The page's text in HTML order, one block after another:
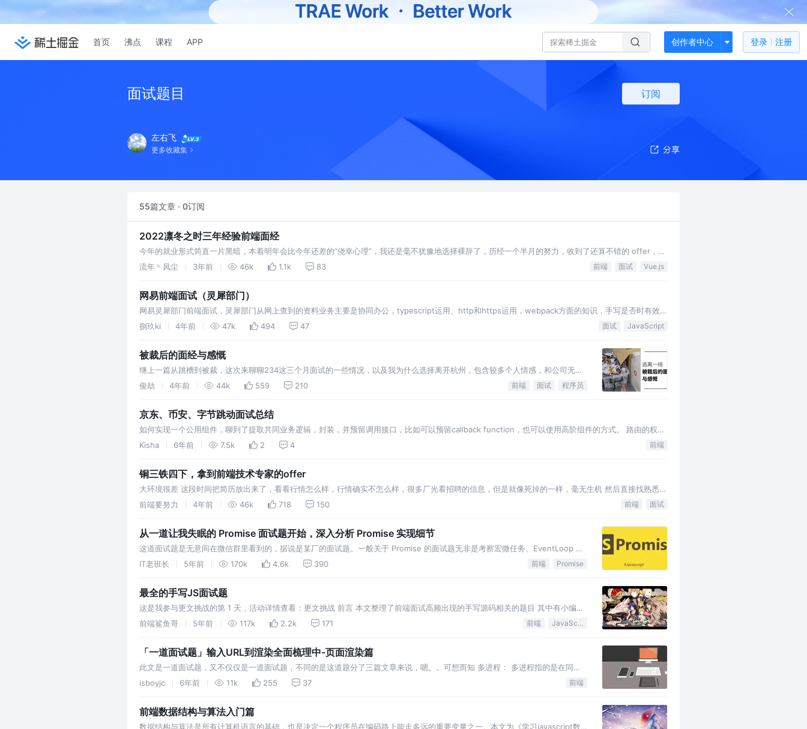
首页 沸点 课程 APP 创作者中心 登录 注册
面试题目 订阅
左右飞
更多收藏集
55篇文章 · 0订阅
2022凛冬之时三年经验前端面经
今年的就业形式简直一片黑暗，本着明年会比今年还差的“侥幸心理”，我还是毫不犹豫地选择裸辞了，历经一个半月的努力，收到了还算不错的 offer，薪
资和平台都有比较大的提升，但还是和自己的心理预期有着很大
流年丶风尘 3年前 46k 1.1k 83 前端 面试 Vue.js
网易前端面试（灵犀部门）
网易灵犀部门前端面试，灵犀部门从网上查到的资料业务主要是协同办公，typescript运用、http和https运用，webpack方面的知识，手写是否时有效括
号组合
捌玖ki 4年前 47k 494 47 面试 JavaScript
被裁后的面经与感慨
继上一篇从跳槽到被裁，这次来聊聊234这三个月面试的一些情况，以及我为什么选择离开杭州，包含较多个人情感，和公司无
关，和城市无关
俊劫 4年前 44k 559 210 前端 面试 程序员
京东、币安、字节跳动面试总结
如何实现一个公用组件，聊到了提取共同业务逻辑，封装，并预留调用接口，比如可以预留callback function，也可以使用高阶组件的方式。 路由的权限
管理是怎么实现的？ 通过写一个privateRouter组件，判断用户是否登录，登录则返回相应页面组件，未登录则返回登录页面…
Kisha 6年前 7.5k 2 4 前端
铜三铁四下，拿到前端技术专家的offer
大环境很差 这段时间把简历放出来了，看看行情怎么样，行情确实不怎么样，很多厂光看招聘的信息，但是就像死掉的一样，毫无生机 然后直接找熟悉的
猎头同学，帮我推了一推链圈的岗位，哈哈 链圈，币圈机会不少，钱
前端要努力 4年前 46k 718 150 前端 面试
从一道让我失眠的 Promise 面试题开始，深入分析 Promise 实现细节
这道面试题是无意间在微信群里看到的，据说是某厂的面试题。一般关于 Promise 的面试题无非是考察宏微任务、EventLoop 之
类的，当我认真去分析这道题的时候，越看越不对劲，感觉有诈！这是要考察啥？ 这里4怎么跑到3后面去了，不讲武德？
IT老班长 5年前 170k 4.6k 390 前端 Promise
最全的手写JS面试题
这是我参与更文挑战的第 1 天，活动详情查看：更文挑战 前言 本文整理了前端面试高频出现的手写源码相关的题目 其中有小编面
试亲自遇到的也有其他同学帮忙补充的
前端鲨鱼哥 5年前 117k 2.2k 171 前端 JavaScript
「一道面试题」输入URL到渲染全面梳理中-页面渲染篇
此文是一道面试题，又不仅仅是一道面试题，不同的是这道题分了三篇文章来说，嗯。。可想而知 多进程： 多进程指的是在同一
个时间里，同一个计算机系统中如果允许两个或两个以上的进程处于运行状态。多进程带来的好处是明显的，比如大家可以在网易
isboyjc 6年前 11k 255 37 前端
前端数据结构与算法入门篇
数据结构与算法是所有计算机语言的基础，也是决定一个程序员在编码路上能走多远的重要变量之一。本文为《学习javascript数